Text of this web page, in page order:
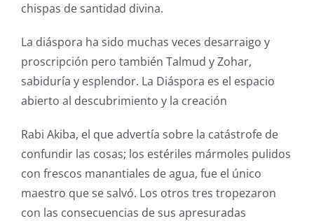
chispas de santidad divina.
La diáspora ha sido muchas veces desarraigo y
proscripción pero también Talmud y Zohar,
sabiduría y esplendor. La Diáspora es el espacio
abierto al descubrimiento y la creación
Rabi Akiba, el que advertía sobre la catástrofe de
confundir las cosas; los estériles mármoles pulidos
con frescos manantiales de agua, fue el único
maestro que se salvó. Los otros tres tropezaron
con las consecuencias de sus apresuradas